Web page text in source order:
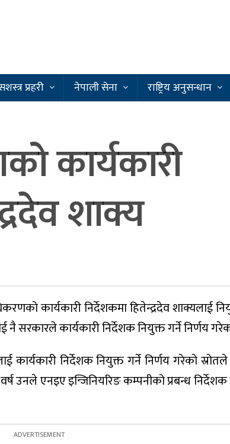
प्रहरी नेपाली सेना राष्ट्रिय अनुसन्धान
कार्यकारी
शाक्य
कार्यकारी निर्देशकमा हितेन्द्रदेव शाक्यलाई
कार्यकारी निर्देशक नियुक्त गर्ने निर्णय
निर्देशक नियुक्त गर्ने निर्णय गरेको
उनले एनइए इन्जिनियरिङ कम्पनीको प्रबन्ध निर्देशक